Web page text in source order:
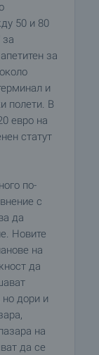
50 и 80
за
и
полети. В
евро на
статут
по-
с
да
Новите
на
да
но дори и
на
да се